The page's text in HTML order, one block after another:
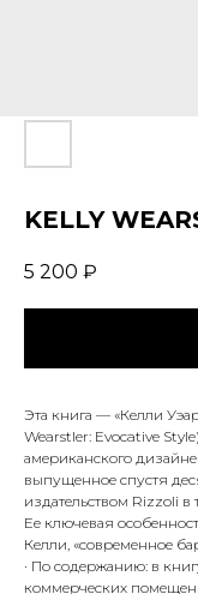
KELLY
5 200 ₽
Эта книга — «Келли
Wearstler: Evocative
американского
выпущенное спустя
издательством Rizzoli в
Ее ключевая
Келли, «современное
· По содержанию: в
коммерческих